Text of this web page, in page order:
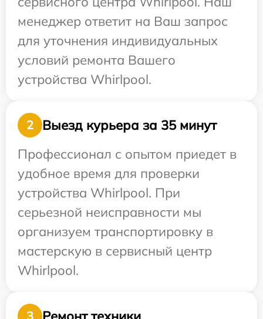
менеджер ответит на Ваш запрос
для уточнения индивидуальных
условий ремонта Вашего
устройства Whirlpool.
2
Выезд курьера за 35 минут
Профессионал с опытом приедет в
удобное время для проверки
устройства Whirlpool. При
серьезной неисправности мы
организуем транспортировку в
мастерскую в сервисный центр
Whirlpool.
3